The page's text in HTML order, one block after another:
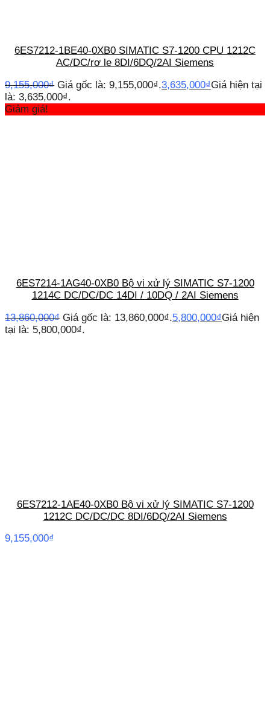
6ES7212-1BE40-0XB0 SIMATIC S7-1200 CPU 1212C
AC/DC/rơ le 8DI/6DQ/2AI Siemens
9,155,000₫ Giá gốc là: 9,155,000₫.3,635,000₫Giá hiện tại
là: 3,635,000₫.
Giảm giá!
6ES7214-1AG40-0XB0 Bộ vi xử lý SIMATIC S7-1200
1214C DC/DC/DC 14DI / 10DQ / 2AI Siemens
13,860,000₫ Giá gốc là: 13,860,000₫.5,800,000₫Giá hiện
tại là: 5,800,000₫.
6ES7212-1AE40-0XB0 Bộ vi xử lý SIMATIC S7-1200
1212C DC/DC/DC 8DI/6DQ/2AI Siemens
9,155,000₫